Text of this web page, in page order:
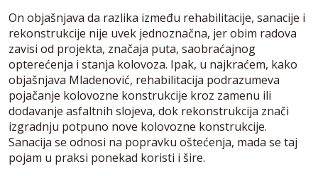
On objašnjava da razlika između rehabilitacije, sanacije i
rekonstrukcije nije uvek jednoznačna, jer obim radova
zavisi od projekta, značaja puta, saobraćajnog
opterećenja i stanja kolovoza. Ipak, u najkraćem, kako
objašnjava Mladenović, rehabilitacija podrazumeva
pojačanje kolovozne konstrukcije kroz zamenu ili
dodavanje asfaltnih slojeva, dok rekonstrukcija znači
izgradnju potpuno nove kolovozne konstrukcije.
Sanacija se odnosi na popravku oštećenja, mada se taj
pojam u praksi ponekad koristi i šire.